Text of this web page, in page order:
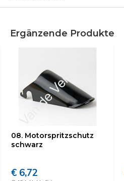
Ergänzende Produkte
08. Motorspritzschutz
schwarz
€ 6,72